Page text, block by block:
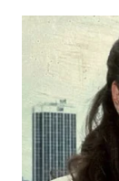
WAHANANEWS
ID
WAHANANEWS
CO ID